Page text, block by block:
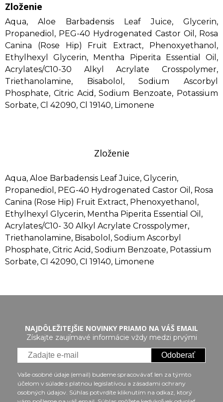
Zloženie
Aqua, Aloe Barbadensis Leaf Juice, Glycerin,
Propanediol, PEG-40 Hydrogenated Castor Oil, Rosa
Canina (Rose Hip) Fruit Extract, Phenoxyethanol,
Ethylhexyl Glycerin, Mentha Piperita Essential Oil,
Acrylates/C10-30 Alkyl Acrylate Crosspolymer,
Triethanolamine, Bisabolol, Sodium Ascorbyl
Phosphate, Citric Acid, Sodium Benzoate, Potassium
Sorbate, Cl 42090, Cl 19140, Limonene
Zloženie
Aqua, Aloe Barbadensis Leaf Juice, Glycerin,
Propanediol, PEG-40 Hydrogenated Castor Oil, Rosa
Canina (Rose Hip) Fruit Extract, Phenoxyethanol,
Ethylhexyl Glycerin, Mentha Piperita Essential Oil,
Acrylates/C10- 30 Alkyl Acrylate Crosspolymer,
Triethanolamine, Bisabolol, Sodium Ascorbyl
Phosphate, Citric Acid, Sodium Benzoate, Potassium
Sorbate, CI 42090, CI 19140, Limonene
NAJDÔLEŽITEJŠIE NOVINKY PRIAMO NA VÁŠ EMAIL
Získajte zaujímavé informácie vždy medzi prvými
Odoberať
Vaše osobné údaje (email) budeme spracovávať len za týmto
účelom v súlade s platnou legislatívou a zásadami ochrany
osobných údajov. Súhlas potvrdíte kliknutím na odkaz, ktorý